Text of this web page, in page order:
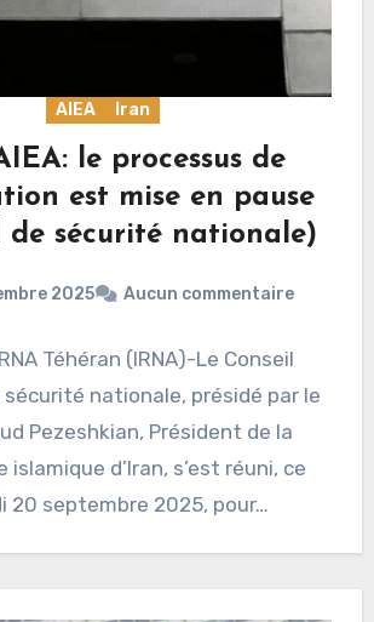
AIEA Iran
le processus de
est mise en pause
de sécurité nationale)
2025 Aucun commentaire
Téhéran (IRNA)-Le Conseil
sécurité nationale, présidé par le
Pezeshkian, Président de la
islamique d’Iran, s’est réuni, ce
20 septembre 2025, pour…